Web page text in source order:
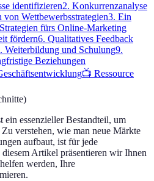
identifizieren2. Konkurrenzanalyse
von Wettbewerbsstrategien3. Ein
fürs Online-Marketing
fördern6. Qualitatives Feedback
Weiterbildung und Schulung9.
Beziehungen
📺 Ressource
)
ein essenzieller Bestandteil, um
verstehen, wie man neue Märkte
aufbaut, ist für jede
Artikel präsentieren wir Ihnen
werden, Ihre